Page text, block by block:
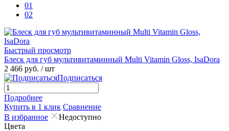
01
02
Быстрый просмотр
Блеск для губ мультивитаминный Multi Vitamin Gloss, IsaDora
2 466 руб. / шт
Подписаться
Подробнее
Купить в 1 клик Сравнение
В избранное
Недоступно
Цвета